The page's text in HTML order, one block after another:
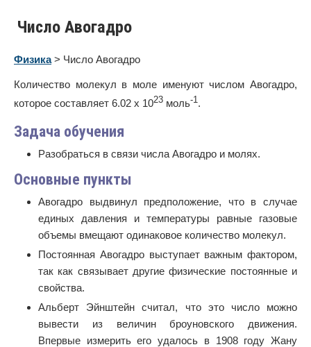
Число Авогадро
Физика> Число Авогадро
Количество молекул в моле именуют числом Авогадро,
которое составляет 6.02 х 1023 моль-1.
Задача обучения
Разобраться в связи числа Авогадро и молях.
Основные пункты
Авогадро выдвинул предположение, что в случае
единых давления и температуры равные газовые
объемы вмещают одинаковое количество молекул.
Постоянная Авогадро выступает важным фактором,
так как связывает другие физические постоянные и
свойства.
Альберт Эйнштейн считал, что это число можно
вывести из величин броуновского движения.
Впервые измерить его удалось в 1908 году Жану